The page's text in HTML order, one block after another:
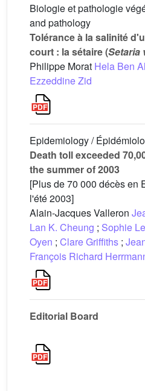
Biologie et pathologie
and pathology
Tolérance à la salinité
court : la sétaire (Setaria
Philippe Morat Hela Ben
Ezzeddine Zid
Epidemiology /
Death toll exceeded
the summer of 2003
[Plus de 70 000 décès en
l'été 2003]
Alain-Jacques Valleron
Lan K. Cheung ; Sophie
Oyen ; Clare Griffiths ;
François Richard
Editorial Board